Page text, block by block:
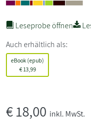
Leseprobe öffnen
Auch erhältlich als:
eBook (epub)
€13,99
€18,00 inkl. MwSt.